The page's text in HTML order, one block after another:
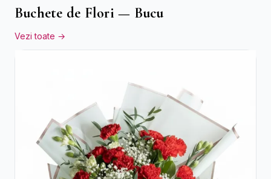
Buchete de Flori — Bucu
Vezi toate →